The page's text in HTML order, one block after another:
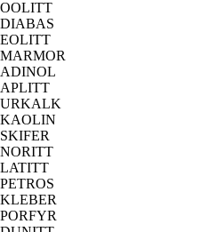
OOLITT
DIABAS
EOLITT
MARMOR
ADINOL
APLITT
URKALK
KAOLIN
SKIFER
NORITT
LATITT
PETROS
KLEBER
PORFYR